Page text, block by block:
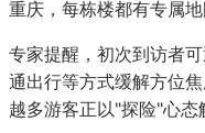
重庆，每栋楼都有专属
专家提醒，初次到访者
通出行等方式缓解方位
越多游客正以"探险"心态